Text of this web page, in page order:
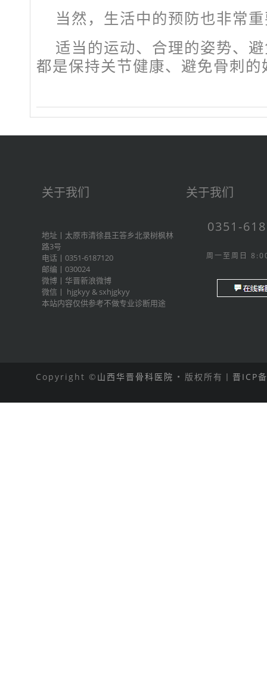
当然，生活中的预防也非常
适当的运动、合理的姿势、
都是保持关节健康、避免骨刺的
关于我们
地址丨太原市清徐县王答乡北录树枫林
路3号
电话丨0351-6187120
邮编丨030024
微博丨 华晋新浪微博
微信丨 hjgkyy & sxhjgkyy
本站内容仅供参考不做专业诊断用途
关于我们
0351-
周一至周日
Copyright © 山西华晋骨科医院 • 版权所有丨 晋ICP